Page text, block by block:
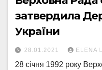
затвердила
України
28.01.2021 ELENA
28 січня 1992 року